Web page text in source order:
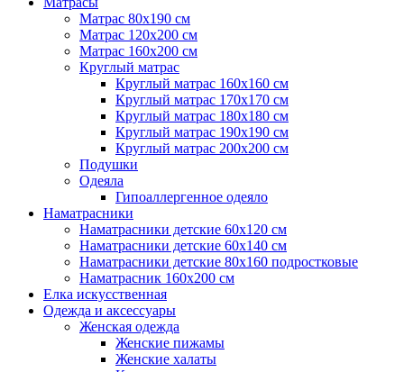
Матрас 80х190 см
Матраc 120х200 см
Матрас 160х200 см
Круглый матрас
Круглый матрас 160х160 см
Круглый матрас 170х170 см
Круглый матрас 180х180 см
Круглый матрас 190х190 см
Круглый матрас 200х200 см
Подушки
Одеяла
Гипоаллергенное одеяло
Наматрасники
Наматрасники детские 60х120 см
Наматрасники детские 60х140 см
Наматрасники детские 80х160 подростковые
Наматрасник 160х200 см
Елка искусственная
Одежда и аксессуары
Женская одежда
Женские пижамы
Женские халаты